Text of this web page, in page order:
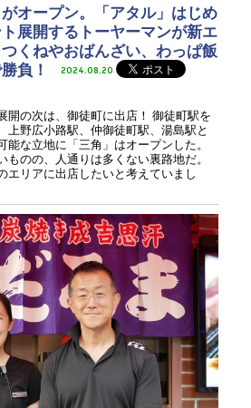
オープン。「アタル」はじめ
展開するトーヤーマンが新エ
くねやおばんざい、わっぱ飯
負！
2024.08.20
開の次は、御徒町に出店！ 御徒町駅を
上野広小路駅、仲御徒町駅、湯島駅と
な立地に「三角」はオープンした。
のの、人通りは多くない裏路地だ。
エリアに出店したいと考えていまし